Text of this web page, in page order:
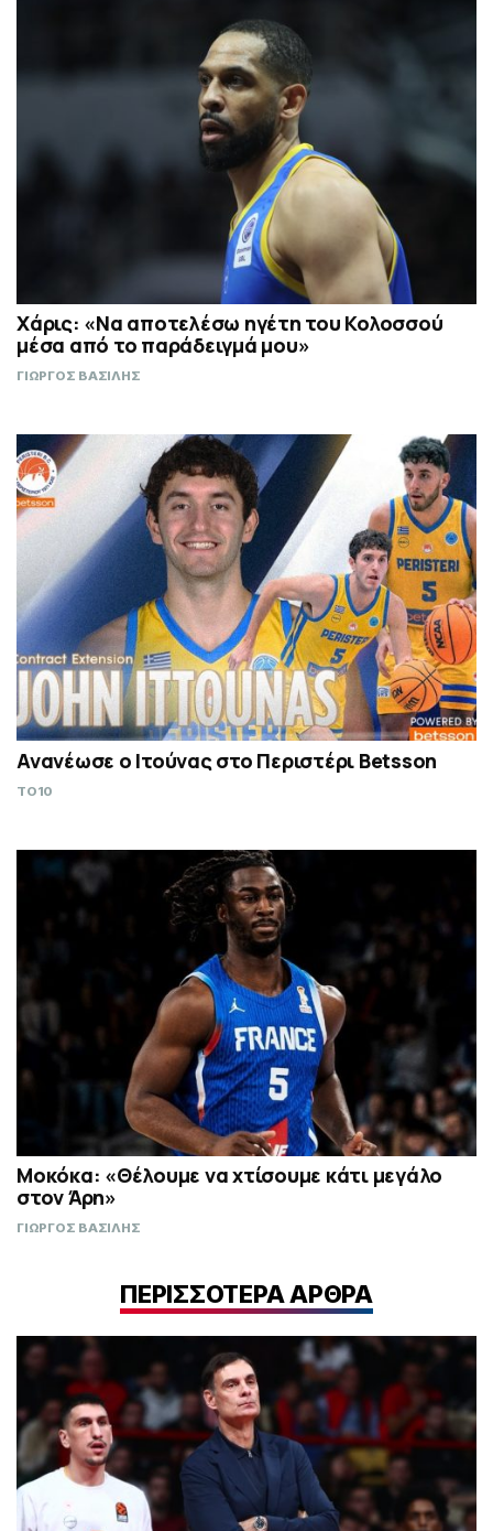
Χάρις: «Να αποτελέσω ηγέτη του Κολοσσού
μέσα από το παράδειγμά μου»
ΓΙΩΡΓΟΣ ΒΑΣΙΛΗΣ
Ανανέωσε ο Ιτούνας στο Περιστέρι Betsson
TO10
Μοκόκα: «Θέλουμε να χτίσουμε κάτι μεγάλο
στον Άρη»
ΓΙΩΡΓΟΣ ΒΑΣΙΛΗΣ
ΠΕΡΙΣΣΟΤΕΡΑ ΑΡΘΡΑ